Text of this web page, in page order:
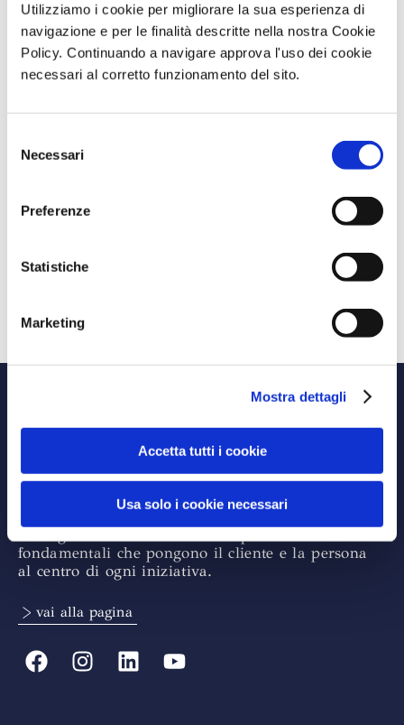
Utilizziamo i cookie per migliorare la sua esperienza di
navigazione e per le finalità descritte nella nostra Cookie
Policy. Continuando a navigare approva l'uso dei cookie
necessari al corretto funzionamento del sito.
delNecessari
Preferenze
Statistiche
Marketing
Mostra dettagli
Accetta tutti i cookie
Usa solo i cookie necessari
Iscriviti alla nostra
newsletter!
About
Fondato sull’esperienza consolidata di un team
fondamentali che pongono il cliente e la persona
al centro di ogni iniziativa.
> vai alla pagina